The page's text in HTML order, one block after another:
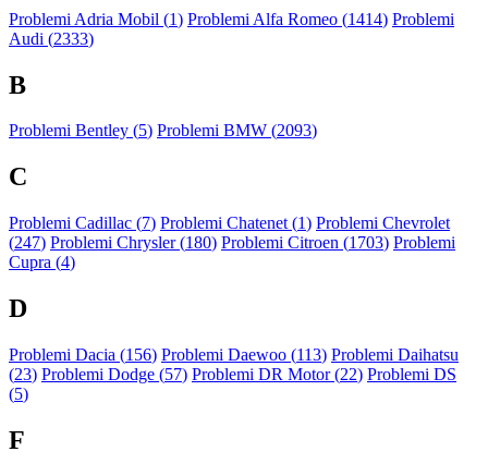
Problemi Adria Mobil (1) Problemi Alfa Romeo (1414) Problemi
Audi (2333)
B
Problemi Bentley (5) Problemi BMW (2093)
C
Problemi Cadillac (7) Problemi Chatenet (1) Problemi Chevrolet
(247) Problemi Chrysler (180) Problemi Citroen (1703) Problemi
Cupra (4)
D
Problemi Dacia (156) Problemi Daewoo (113) Problemi Daihatsu
(23) Problemi Dodge (57) Problemi DR Motor (22) Problemi DS
(5)
F